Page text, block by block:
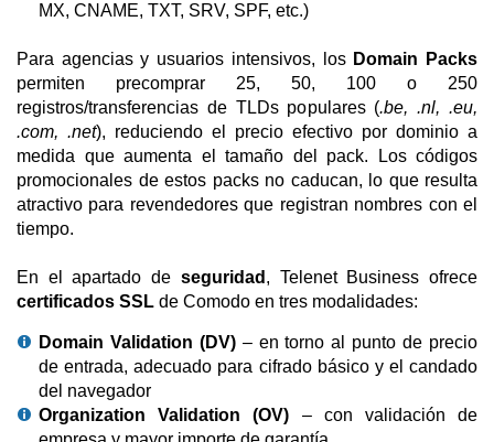
MX, CNAME, TXT, SRV, SPF, etc.)
Para agencias y usuarios intensivos, los Domain Packs
permiten precomprar 25, 50, 100 o 250
registros/transferencias de TLDs populares (.be, .nl, .eu,
.com, .net), reduciendo el precio efectivo por dominio a
medida que aumenta el tamaño del pack. Los códigos
promocionales de estos packs no caducan, lo que resulta
atractivo para revendedores que registran nombres con el
tiempo.
En el apartado de seguridad , Telenet Business ofrece
certificados SSL de Comodo en tres modalidades:
Domain Validation (DV)– en torno al punto de precio
de entrada, adecuado para cifrado básico y el candado
del navegador
Organization Validation (OV) – con validación de